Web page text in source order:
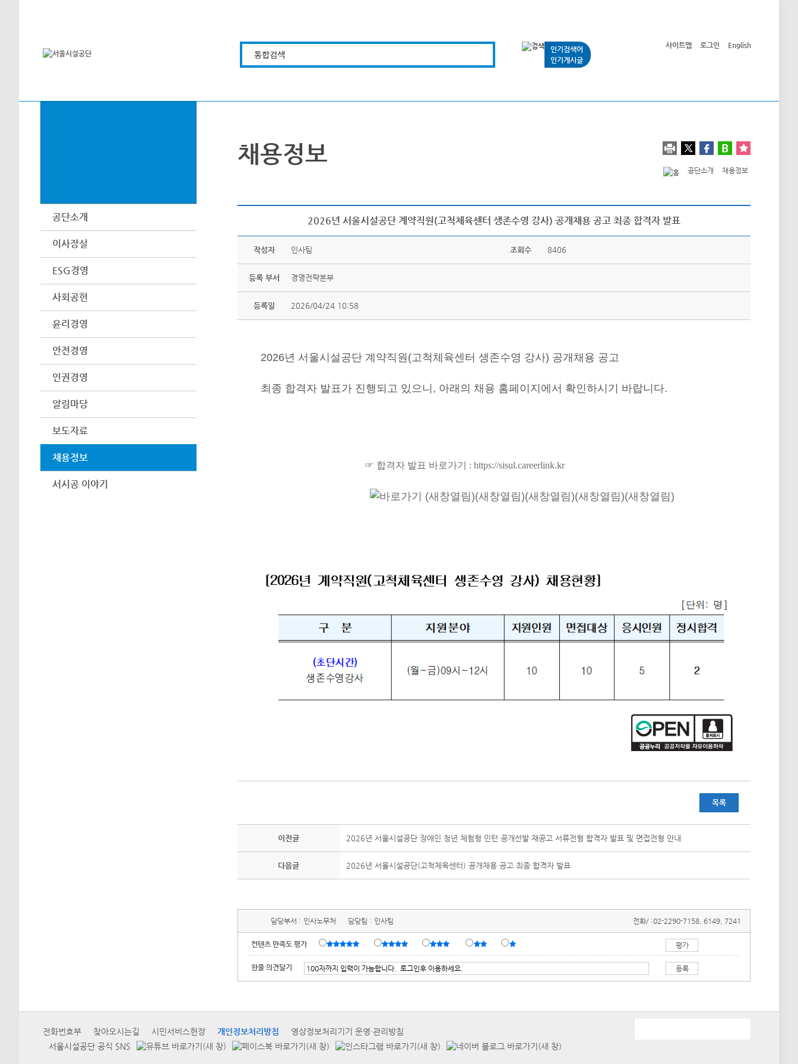
통합검색
인기검색어
인기게시글
사이트맵 로그인 English
공단소개
이사장실
ESG경영
사회공헌
윤리경영
안전경영
인권경영
알림마당
보도자료
채용정보
서시공 이야기
채용정보
공단소개 채용정보
2026년 서울시설공단 계약직원(고척체육센터 생존수영 강사) 공개채용 공고 최종 합격자 발표
작성자 인사팀 조회수 8406
등록 부서 경영전략본부
등록일 2026/04/24 10:58
2026년 서울시설공단 계약직원(고척체육센터 생존수영 강사) 공개채용 공고
최종 합격자 발표가 진행되고 있으니, 아래의 채용 홈페이지에서 확인하시기 바랍니다.
☞ 합격자 발표 바로가기 : https://sisul.careerlink.kr
목록
이전글 2026년 서울시설공단 장애인 청년 체험형 인턴 공개선발 재공고 서류전형 합격자 발표 및 면접전형 안내
다음글 2026년 서울시설공단(고척체육센터) 공개채용 공고 최종 합격자 발표
담당부서 : 인사노무처 담당팀 : 인사팀 전화/ :02-2290-7158, 6149, 7241
컨텐츠 만족도 평가
한줄 의견달기
전화번호부 찾아오시는길 시민서비스헌장 개인정보처리방침
영상정보처리기기 운영·관리방침
서울시설공단 공식 SNS